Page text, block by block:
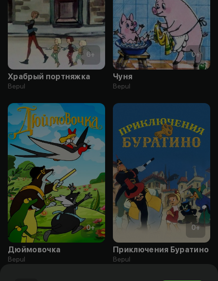
6+
Храбрый портняжка
Bepul
0+
Чуня
Bepul
0+
Дюймовочка
Bepul
0+
Приключения Буратино
Bepul